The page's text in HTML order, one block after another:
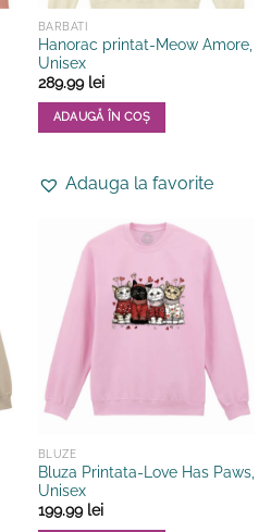
BARBATI
Hanorac printat-Meow Amore,
Unisex
289.99 lei
ADAUGĂ ÎN COȘ
are
variații.
Opțiunile
alese
în
pagina
produsului.
Adauga la favorite
BLUZE
Bluza Printata-Love Has Paws,
Unisex
199.99 lei